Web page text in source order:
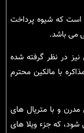
است که شیوه پرداخت
می باشد.
در نظر گرفته شده
با مالکین محترم
مدرن و با متریال های
که جزء ویلا های